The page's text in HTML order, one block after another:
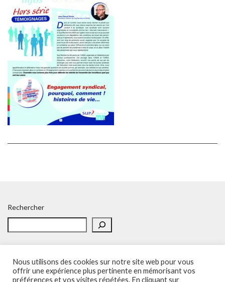
Rechercher
Nous utilisons des cookies sur notre site web pour vous
offrir une expérience plus pertinente en mémorisant vos
préférences et vos visites répétées. En cliquant sur